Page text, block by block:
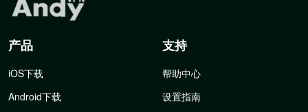
产品
iOS下载
Android下载
支持
帮助中心
设置指南